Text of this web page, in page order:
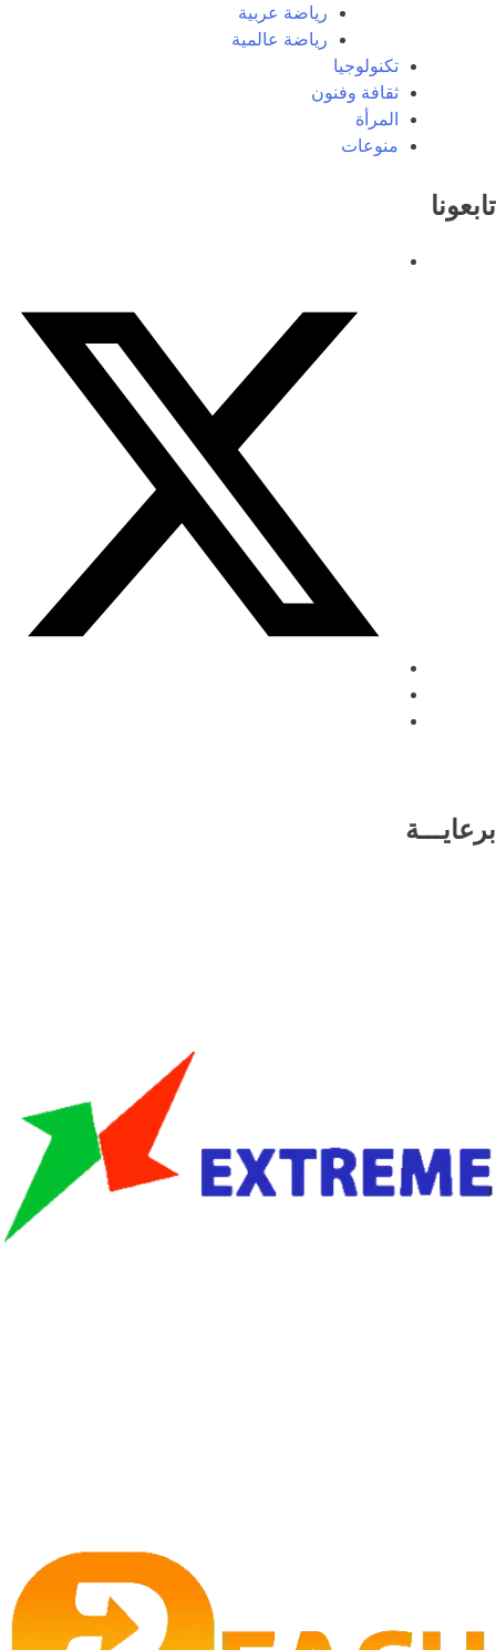
رياضة عربية
رياضة عالمية
تكنولوجيا
ثقافة وفنون
المرأة
منوعات
تابعونا
برعايـــة